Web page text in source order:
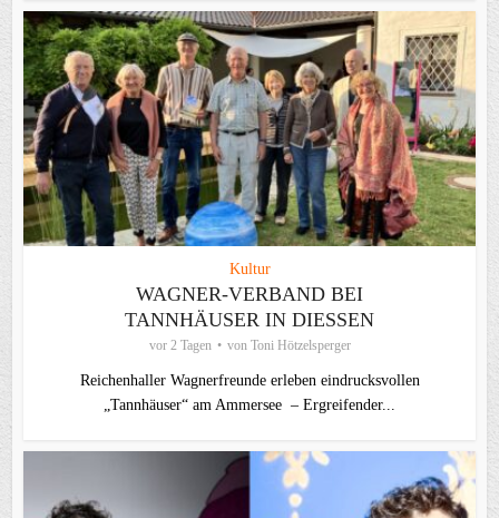
Kultur
WAGNER-VERBAND BEI
TANNHÄUSER IN DIESSEN
vor 2 Tagen von Toni Hötzelsperger
Reichenhaller Wagnerfreunde erleben eindrucksvollen
„Tannhäuser“ am Ammersee – Ergreifender...